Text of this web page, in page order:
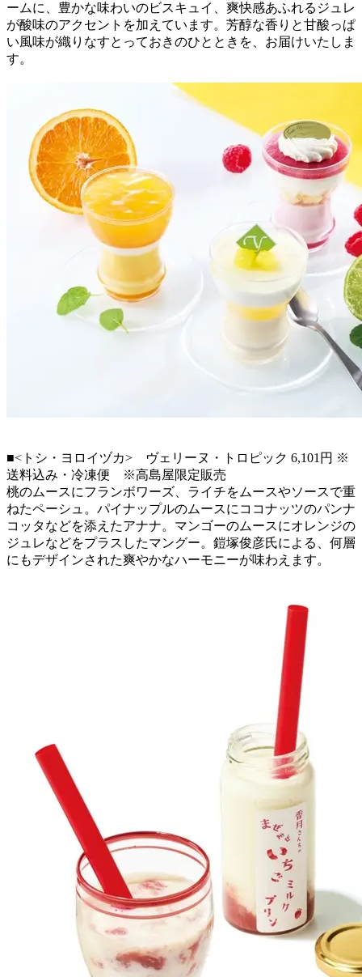
ームに、豊かな味わいのビスキュイ、爽快感あふれるジュレ
が酸味のアクセントを加えています。芳醇な香りと甘酸っぱ
い風味が織りなすとっておきのひとときを、お届けいたしま
す。
■<トシ・ヨロイヅカ> ヴェリーヌ・トロピック 6,101円 ※
送料込み・冷凍便 ※高島屋限定販売
桃のムースにフランボワーズ、ライチをムースやソースで重
ねたペーシュ。パイナップルのムースにココナッツのパンナ
コッタなどを添えたアナナ。マンゴーのムースにオレンジの
ジュレなどをプラスしたマングー。鎧塚俊彦氏による、何層
にもデザインされた爽やかなハーモニーが味わえます。